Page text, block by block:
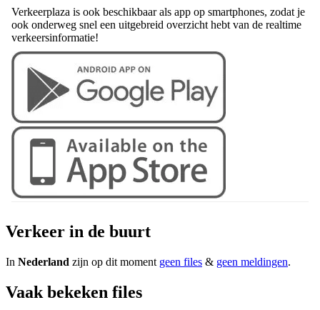
Verkeerplaza is ook beschikbaar als app op smartphones, zodat je
ook onderweg snel een uitgebreid overzicht hebt van de realtime
verkeersinformatie!
Verkeer in de buurt
In Nederland zijn op dit moment geen files & geen meldingen.
Vaak bekeken files